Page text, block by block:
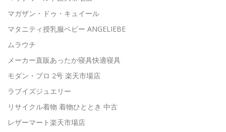
マガザン・ドゥ・キュイール
マタニティ授乳服ベビー ANGELIEBE
ムラウチ
メーカー直販あったか寝具快適寝具
モダン・プロ 2号 楽天市場店
ラブイズジュエリー
リサイクル着物 着物ひととき 中古
レザーマート楽天市場店